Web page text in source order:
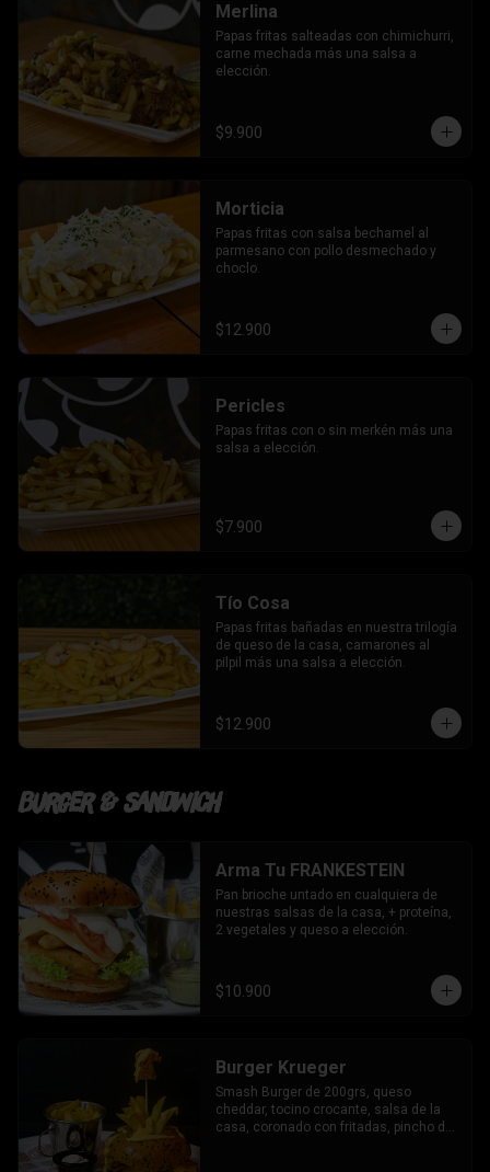
Merlina
Papas fritas salteadas con chimichurri,
carne mechada más una salsa a
elección.
$9.900
Morticia
Papas fritas con salsa bechamel al
parmesano con pollo desmechado y
choclo.
$12.900
Pericles
Papas fritas con o sin merkén más una
salsa a elección.
$7.900
Tío Cosa
Papas fritas bañadas en nuestra trilogía
de queso de la casa, camarones al
pilpil más una salsa a elección.
$12.900
Burger & Sandwich
Arma Tu FRANKESTEIN
Pan brioche untado en cualquiera de
nuestras salsas de la casa, + proteína,
2 vegetales y queso a elección.
$10.900
Burger Krueger
Smash Burger de 200grs, queso
cheddar, tocino crocante, salsa de la
casa, coronado con fritadas, pincho de